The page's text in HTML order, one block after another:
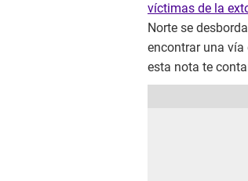
víctimas de la
Norte se
encontrar una vía
esta nota te